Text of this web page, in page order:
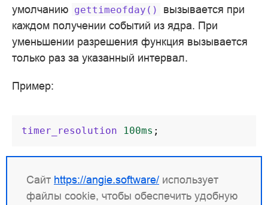
умолчанию gettimeofday()
вызывается при
каждом получении событий из ядра. При
уменьшении разрешения функция вызывается
только раз за указанный интервал.
Пример:
timer_resolution 100ms ;
Внутренняя реализация интервала зависит от
используемого метода:
Сайт https://angie.software/ использует
файлы cookie, чтобы обеспечить удобную